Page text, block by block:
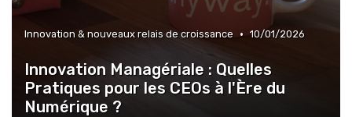
Innovation & nouveaux relais de croissance • 10/01/2026
Innovation Managériale : Quelles
Pratiques pour les CEOs à l'Ère du
Numérique ?